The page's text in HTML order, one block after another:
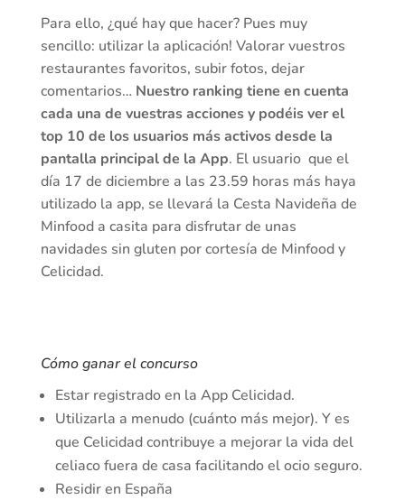
Para ello, ¿qué hay que hacer? Pues muy
sencillo: utilizar la aplicación! Valorar vuestros
restaurantes favoritos, subir fotos, dejar
comentarios… Nuestro ranking tiene en cuenta
cada una de vuestras acciones y podéis ver el
top 10 de los usuarios más activos desde la
pantalla principal de la App. El usuario que el
día 17 de diciembre a las 23.59 horas más haya
utilizado la app, se llevará la Cesta Navideña de
Minfood a casita para disfrutar de unas
navidades sin gluten por cortesía de Minfood y
Celicidad.
Cómo ganar el concurso
Estar registrado en la App Celicidad.
Utilizarla a menudo (cuánto más mejor). Y es
que Celicidad contribuye a mejorar la vida del
celiaco fuera de casa facilitando el ocio seguro.
Residir en España